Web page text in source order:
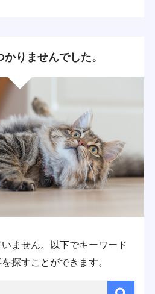
りませんでした。
ません。以下でキーワード
探すことができます。